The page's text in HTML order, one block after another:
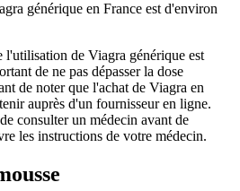
générique en France est d'environ
l'utilisation de Viagra générique est
de ne pas dépasser la dose
de noter que l'achat de Viagra en
auprès d'un fournisseur en ligne.
consulter un médecin avant de
les instructions de votre médecin.